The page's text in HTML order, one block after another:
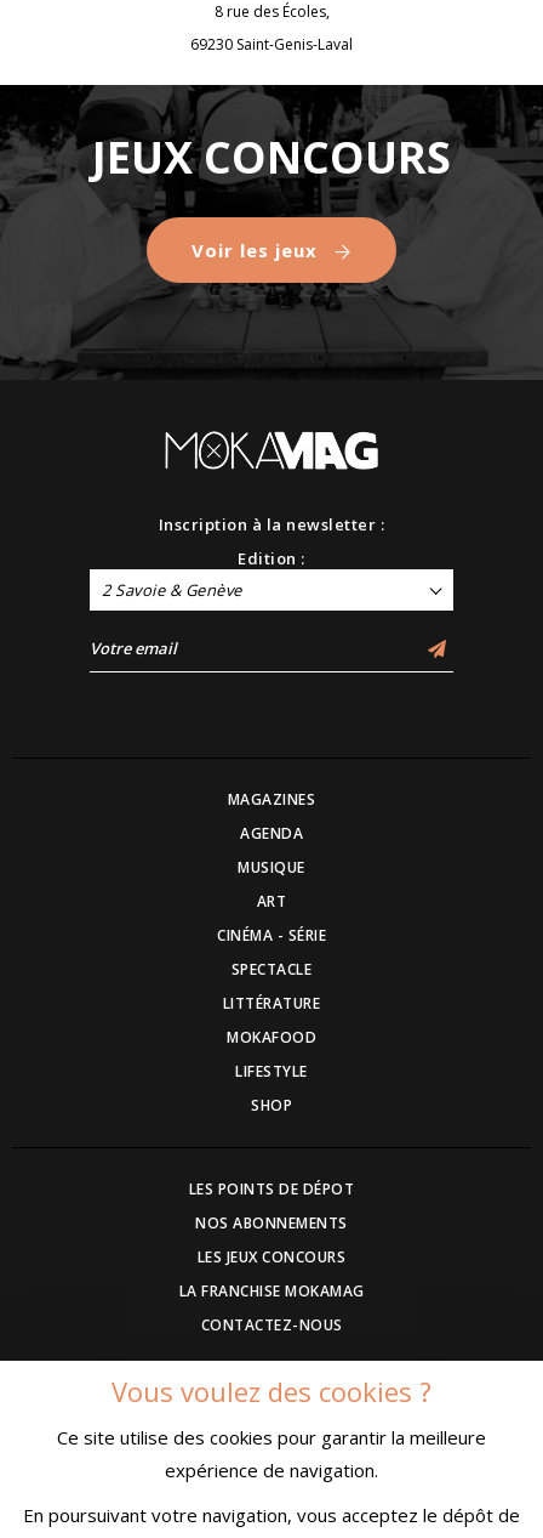
8 rue des Écoles,
69230 Saint-Genis-Laval
JEUX CONCOURS
Voir les jeux
Inscription à la newsletter :
Edition :
2 Savoie & Genève
MAGAZINES
AGENDA
MUSIQUE
ART
CINÉMA - SÉRIE
SPECTACLE
LITTÉRATURE
MOKAFOOD
LIFESTYLE
SHOP
LES POINTS DE DÉPOT
NOS ABONNEMENTS
LES JEUX CONCOURS
LA FRANCHISE MOKAMAG
CONTACTEZ-NOUS
DEVENEZ ANNONCEUR
COMMUNIQUEZ UN EVENEMENT
CONDITIONS GÉNÉRALES DE VENTE
MENTIONS LÉGALES
Vous voulez des cookies ?
Ce site utilise des cookies pour garantir la meilleure
expérience de navigation.
En poursuivant votre navigation, vous acceptez le dépôt de